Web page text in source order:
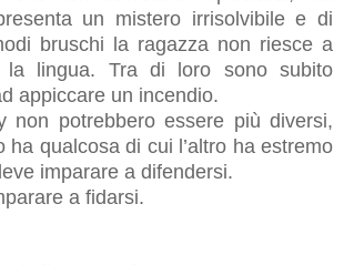
un mistero irrisolvibile e di
bruschi la ragazza non riesce a
la lingua. Tra di loro sono subito
appiccare un incendio.
non potrebbero essere più diversi,
ha qualcosa di cui l’altro ha estremo
imparare a difendersi.
a fidarsi.